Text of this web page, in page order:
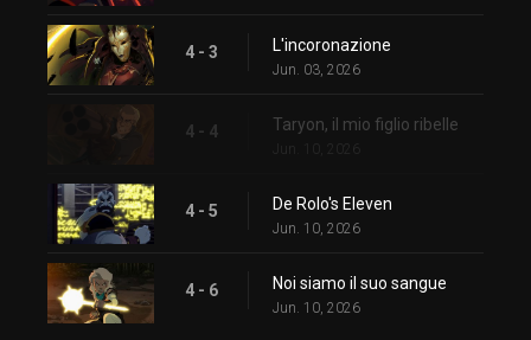
4 - 3 L'incoronazione
Jun. 03, 2026
4 - 4 Taryon, il mio figlio ribelle
Jun. 10, 2026
4 - 5 De Rolo's Eleven
Jun. 10, 2026
4 - 6 Noi siamo il suo sangue
Jun. 10, 2026